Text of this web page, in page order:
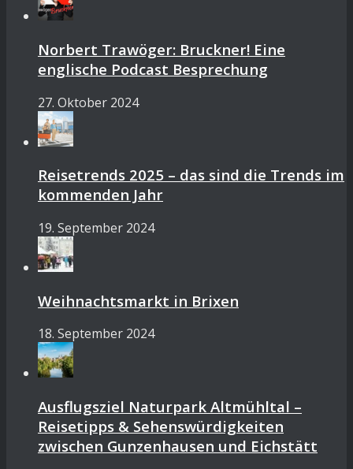
Norbert Trawöger: Bruckner! Eine
englische Podcast Besprechung
27. Oktober 2024
Reisetrends 2025 – das sind die Trends im
kommenden Jahr
19. September 2024
Weihnachtsmarkt in Brixen
18. September 2024
Ausflugsziel Naturpark Altmühltal –
Reisetipps & Sehenswürdigkeiten
zwischen Gunzenhausen und Eichstätt